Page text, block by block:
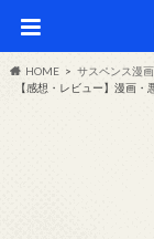
HOME
サスペンス漫画
【感想・レビュー】漫画